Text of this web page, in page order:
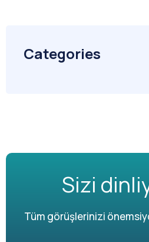
Categories
Sizi
Tüm görüşlerinizi